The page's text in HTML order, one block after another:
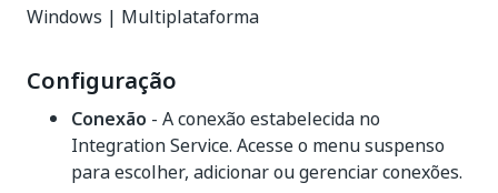
Windows | Multiplataforma
Configuração
Conexão - A conexão estabelecida no
Integration Service. Acesse o menu suspenso
para escolher, adicionar ou gerenciar conexões.